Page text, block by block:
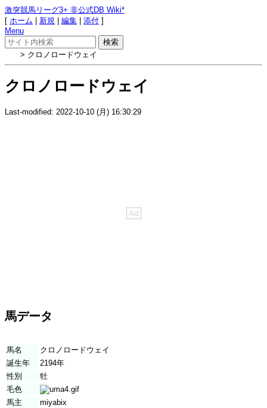
激突競馬リーグ3+ 非公式DB Wiki*
[ ホーム 新規 編集 添付 ]
Menu
> クロノロードウェイ
クロノロードウェイ
Last-modified: 2022-10-10 (月) 16:30:29
馬データ
馬名
クロノロードウェイ
誕生年
2194年
性別
牡
毛色
馬主
miyabix